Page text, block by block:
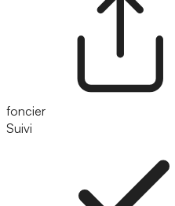
foncier
Suivi